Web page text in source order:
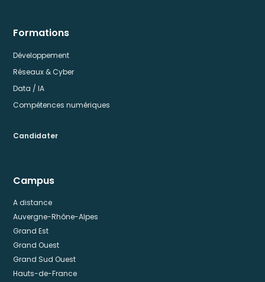
Formations
Développement
Réseaux & Cyber
Data / IA
Compétences numériques
Candidater
Campus
A distance
Auvergne-Rhône-Alpes
Grand Est
Grand Ouest
Grand Sud Ouest
Hauts-de-France